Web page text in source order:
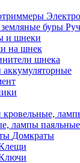
и шнеки
на шнек
шнека
лампы паяльные
Домкраты